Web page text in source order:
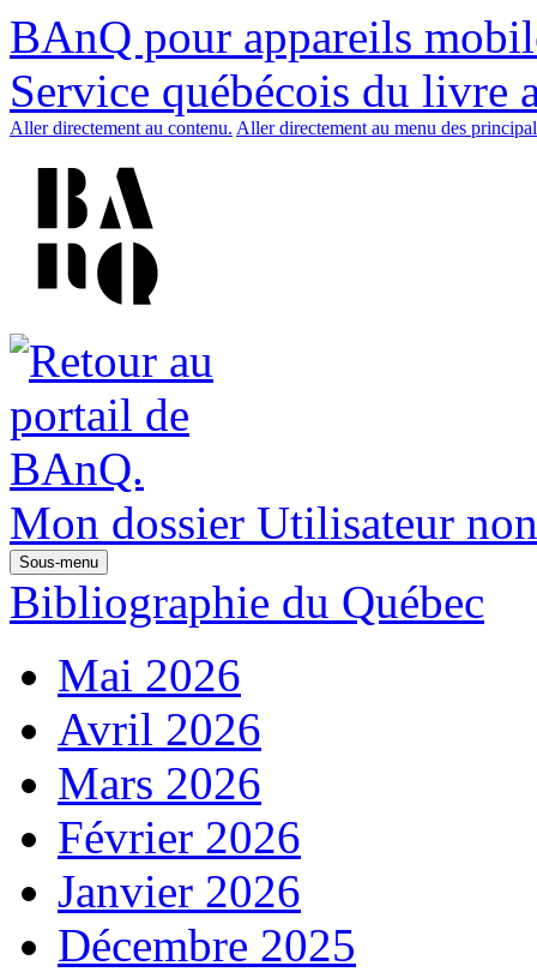
BAnQ pour appareils
Service québécois du livre
Aller directement au contenu. Aller directement au menu des
Mon dossier Utilisateur
Sous-menu
Bibliographie du Québec
Mai 2026
Avril 2026
Mars 2026
Février 2026
Janvier 2026
Décembre 2025